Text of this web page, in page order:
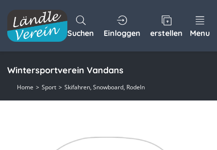
Suchen Einloggen erstellen Menu
Wintersportverein Vandans
Home Sport Skifahren, Snowboard, Rodeln